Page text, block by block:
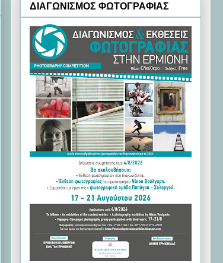
ΔΙΑΓΩΝΙΣΜΟΣ ΦΩΤΟΓΡΑΦΙΑΣ